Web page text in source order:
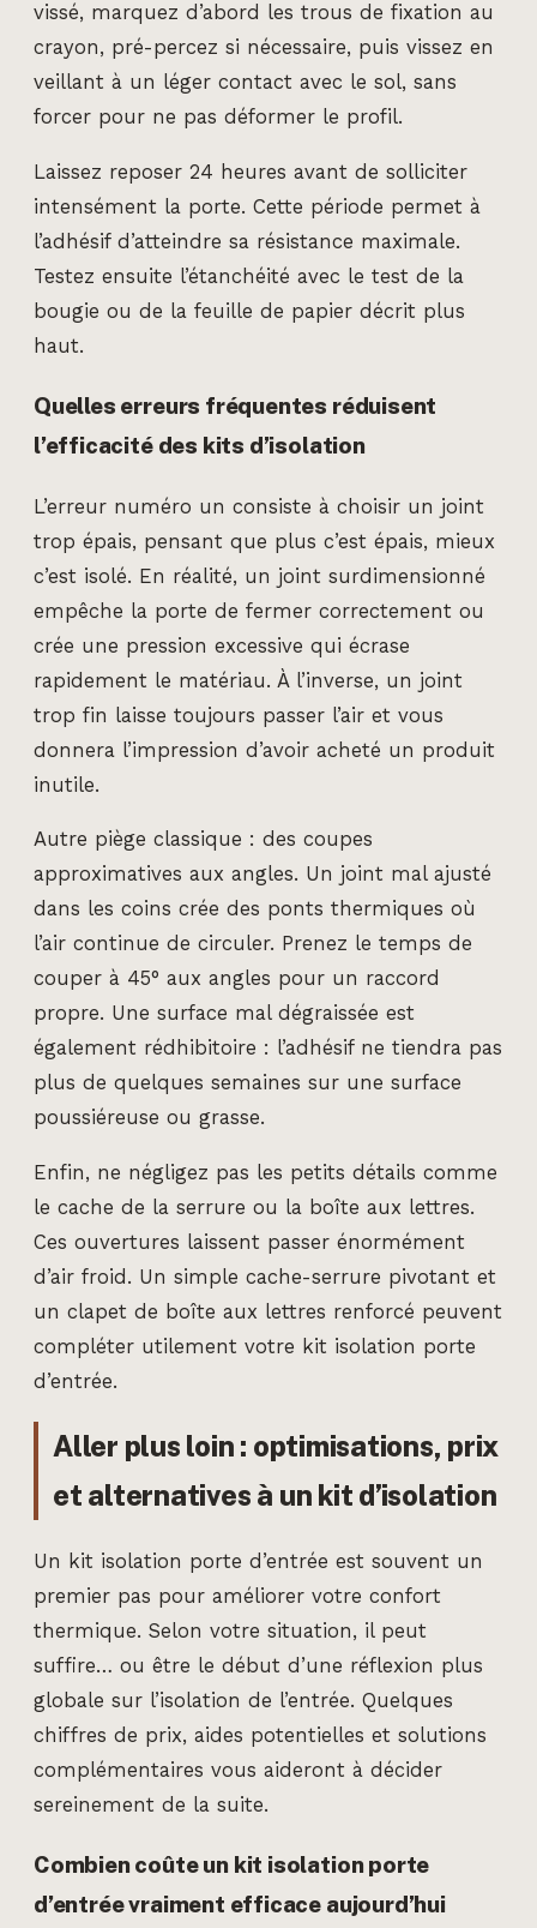
vissé, marquez d’abord les trous de fixation au
crayon, pré-percez si nécessaire, puis vissez en
veillant à un léger contact avec le sol, sans
forcer pour ne pas déformer le profil.
Laissez reposer 24 heures avant de solliciter
intensément la porte. Cette période permet à
l’adhésif d’atteindre sa résistance maximale.
Testez ensuite l’étanchéité avec le test de la
bougie ou de la feuille de papier décrit plus
haut.
Quelles erreurs fréquentes réduisent
l’efficacité des kits d’isolation
L’erreur numéro un consiste à choisir un joint
trop épais, pensant que plus c’est épais, mieux
c’est isolé. En réalité, un joint surdimensionné
empêche la porte de fermer correctement ou
crée une pression excessive qui écrase
rapidement le matériau. À l’inverse, un joint
trop fin laisse toujours passer l’air et vous
donnera l’impression d’avoir acheté un produit
inutile.
Autre piège classique : des coupes
approximatives aux angles. Un joint mal ajusté
dans les coins crée des ponts thermiques où
l’air continue de circuler. Prenez le temps de
couper à 45° aux angles pour un raccord
propre. Une surface mal dégraissée est
également rédhibitoire : l’adhésif ne tiendra pas
plus de quelques semaines sur une surface
poussiéreuse ou grasse.
Enfin, ne négligez pas les petits détails comme
le cache de la serrure ou la boîte aux lettres.
Ces ouvertures laissent passer énormément
d’air froid. Un simple cache-serrure pivotant et
un clapet de boîte aux lettres renforcé peuvent
compléter utilement votre kit isolation porte
d’entrée.
Aller plus loin : optimisations, prix
et alternatives à un kit d’isolation
Un kit isolation porte d’entrée est souvent un
premier pas pour améliorer votre confort
thermique. Selon votre situation, il peut
suffire… ou être le début d’une réflexion plus
globale sur l’isolation de l’entrée. Quelques
chiffres de prix, aides potentielles et solutions
complémentaires vous aideront à décider
sereinement de la suite.
Combien coûte un kit isolation porte
d’entrée vraiment efficace aujourd’hui